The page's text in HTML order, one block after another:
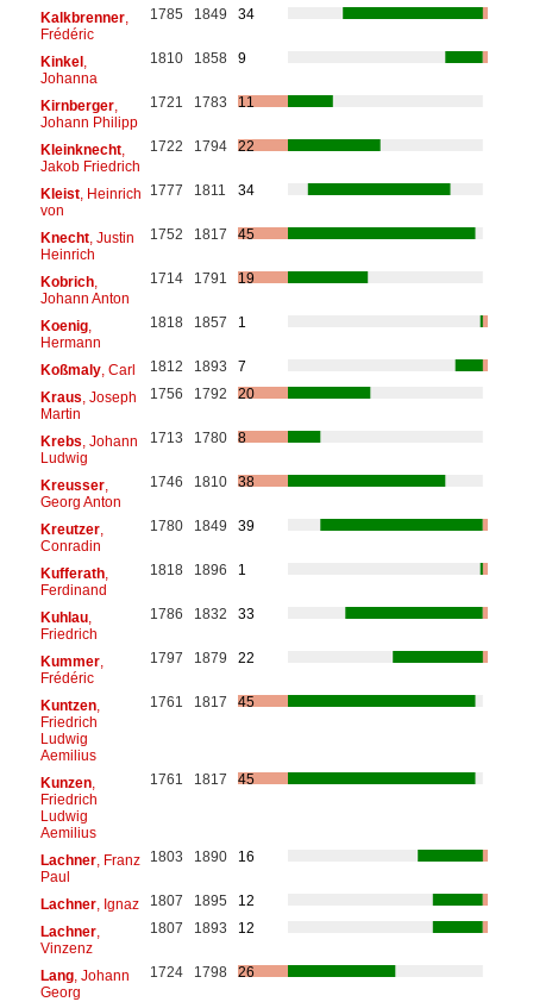
Kalkbrenner,
Frédéric
1785 1849 34
Kinkel,
Johanna
1810 1858 9
Kirnberger,
Johann Philipp
1721 1783 11
Kleinknecht,
Jakob Friedrich
1722 1794 22
Kleist, Heinrich
von
1777 1811 34
Knecht, Justin
Heinrich
1752 1817 45
Kobrich,
Johann Anton
1714 1791 19
Koenig,
Hermann
1818 1857 1
Koßmaly, Carl 1812 1893
7
Kraus , Joseph
Martin
1756 1792 20
Krebs , Johann
Ludwig
1713 1780 8
Kreusser,
Georg Anton
1746 1810 38
Kreutzer,
Conradin
1780 1849 39
Kufferath,
Ferdinand
1818 1896 1
Kuhlau,
Friedrich
1786 1832 33
Kummer,
Frédéric
1797 1879 22
Kuntzen,
Friedrich
Ludwig
Aemilius
1761 1817 45
Kunzen,
Friedrich
Ludwig
Aemilius
1761 1817 45
Lachner, Franz
Paul
1803 1890 16
Lachner, Ignaz 1807 1895
12
Lachner,
Vinzenz
1807 1893 12
Lang, Johann
Georg
1724 1798 26